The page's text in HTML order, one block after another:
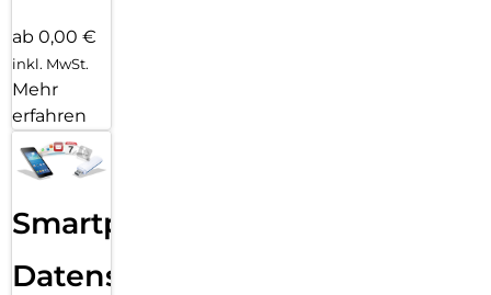
ab 0,00 €
inkl. MwSt.
Mehr
erfahren
Smartphone
Datensicherung